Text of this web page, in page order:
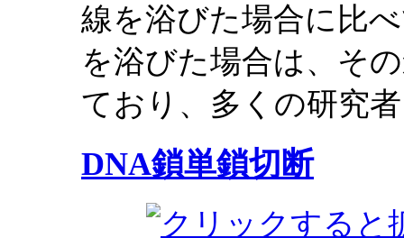
線を浴びた場合に比
を浴びた場合は、そ
ており、多くの研究
DNA鎖単鎖切断